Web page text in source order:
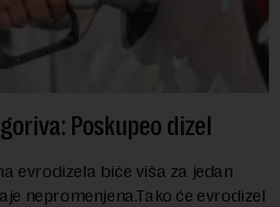
Poskupeo dizel
evrodizela biće viša za jedan
nepromenjena.Tako će evrodizel